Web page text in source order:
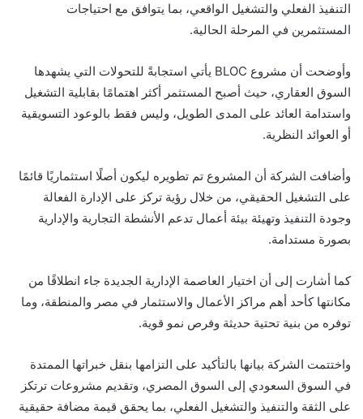
التنفيذ الفعلي والتشغيل الواقعي، بما يتوافق مع احتياجات
المستثمرين في المرحلة الحالية.
وأوضحت أن مشروع BLOC يأتي استجابةً للتحولات التي يشهدها
السوق العقاري، حيث أصبح المستثمر أكثر اهتمامًا بقابلية التشغيل
واستدامة العائد على المدى الطويل، وليس فقط بالوعود التسويقية
أو العوائد النظرية.
وأضافت الشركة أن المشروع تم تطويره ليكون أصلًا استثماريًا قائمًا
على التشغيل الحقيقي، من خلال رؤية تركز على الإدارة الفعالة
وجودة التنفيذ وتهيئة بيئة أعمال تدعم الأنشطة التجارية والإدارية
بصورة مستدامة.
كما أشارت إلى أن اختيار العاصمة الإدارية الجديدة جاء انطلاقًا من
مكانتها كأحد أهم مراكز الأعمال والاستثمار في مصر والمنطقة، وما
توفره من بنية تحتية حديثة وفرص نمو قوية.
واختتمت الشركة بيانها بالتأكيد على التزامها بنقل خبراتها الممتدة
في السوق السعودي إلى السوق المصري، وتقديم مشروعات ترتكز
على الثقة والتنفيذ والتشغيل الفعلي، بما يحقق قيمة مضافة حقيقية